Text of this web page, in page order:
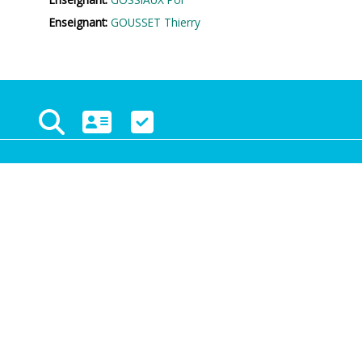
Enseignant:GOUSSET Thierry